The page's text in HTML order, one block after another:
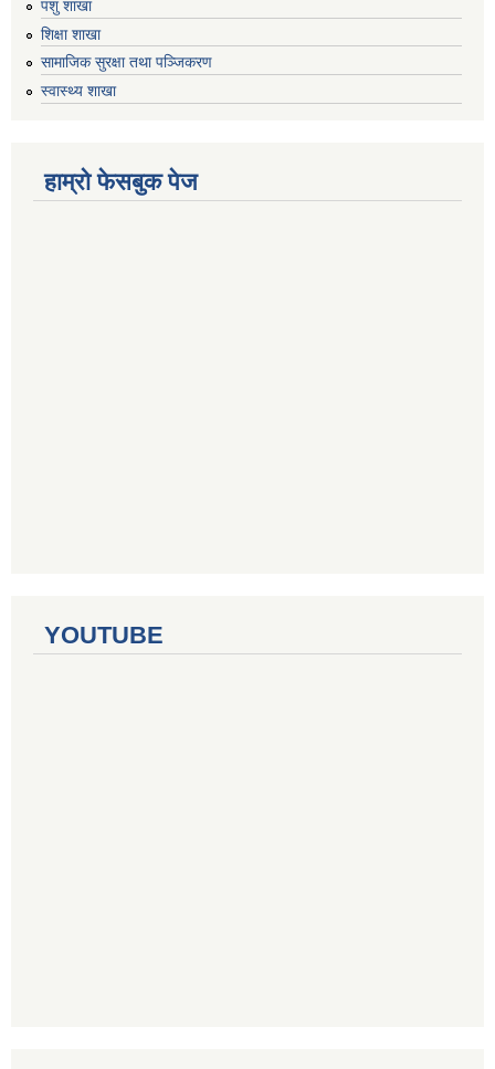
पशु शाखा
शिक्षा शाखा
सामाजिक सुरक्षा तथा पञ्जिकरण
स्वास्थ्य शाखा
हाम्रो फेसबुक पेज
YOUTUBE